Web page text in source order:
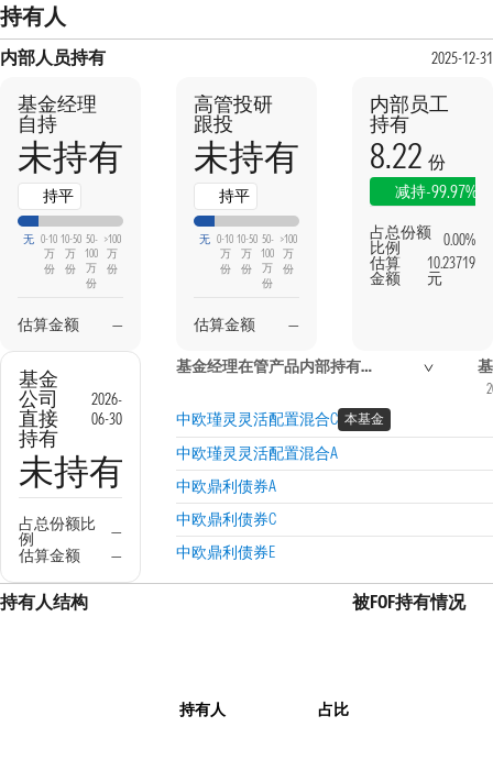
持有人
内部人员持有 2025-12-31
基金经理
自持
未持有
持平
无 0-10
万
份
10-50
万
份
50-
100
万
份
>100
万
份
估算金额 —
高管投研
跟投
未持有
持平
无 0-10
万
份
10-50
万
份
50-
100
万
份
>100
万
份
估算金额 —
内部员工
持有
8.22 份
减持-99.97%
占总份额
比例
0.00%
估算
金额
10.23719
元
基金
公司
直接
持有
2026-
06-30
未持有
占总份额比
例
—
估算金额
—
基金经理在管产品内部持有信息
中欧瑾灵灵活配置混合C 本基金
中欧瑾灵灵活配置混合A
中欧鼎利债券A
中欧鼎利债券C
中欧鼎利债券E
持有人结构
持有人 占比
被FOF持有情况